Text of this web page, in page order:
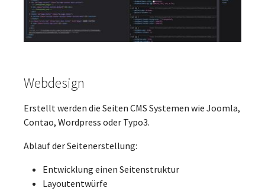
Webdesign
Erstellt werden die Seiten CMS Systemen wie Joomla,
Contao, Wordpress oder Typo3.
Ablauf der Seitenerstellung:
Entwicklung einen Seitenstruktur
Layoutentwürfe